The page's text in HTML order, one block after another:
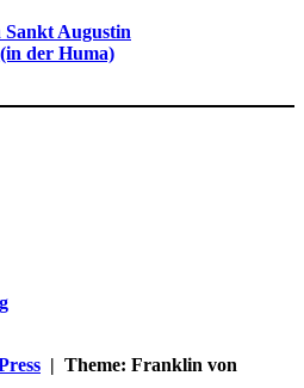
Augustin
der Huma)
| Theme: Franklin von